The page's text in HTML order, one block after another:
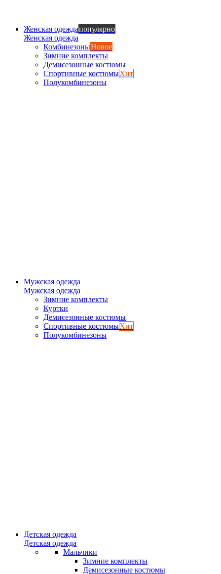
Женская одеждапопулярно
Женская одежда
КомбинезоныНовое
Зимние комплекты
Демисезонные костюмы
Спортивные костюмыХит
Полукомбинезоны
Мужская одежда
Мужская одежда
Зимние комплекты
Куртки
Демисезонные костюмы
Спортивные костюмыХит
Полукомбинезоны
Детская одежда
Детская одежда
Мальчики
Зимние комплекты
Демисезонные костюмы